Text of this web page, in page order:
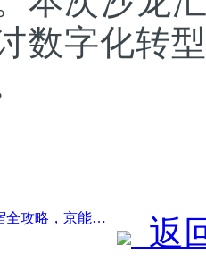
数字化转
前一篇：京城冬游季住宿全攻略，京能酒店新院落引发旅游新热潮 返